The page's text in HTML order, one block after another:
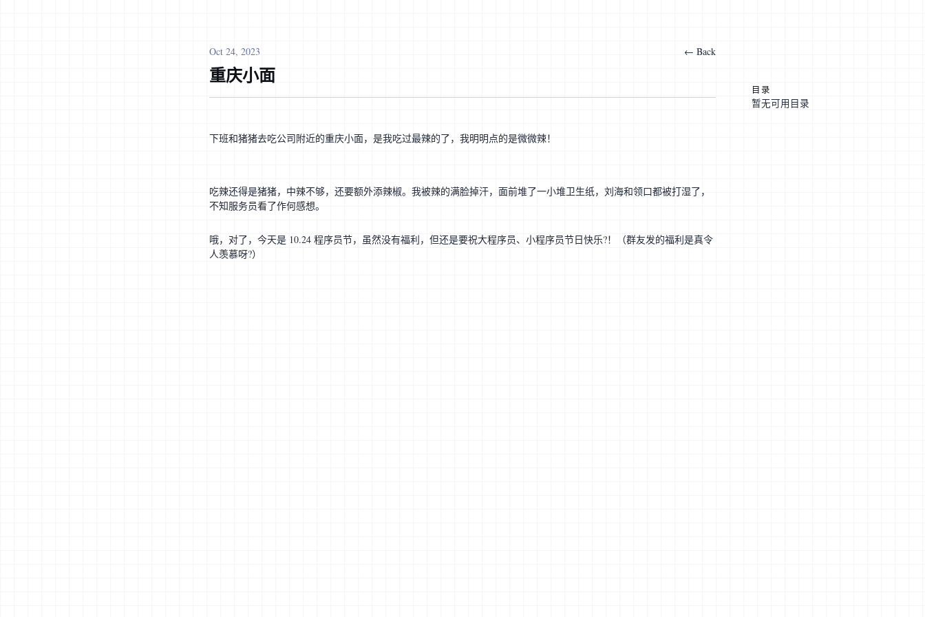
目录
暂无可用目录
Oct 24, 2023 ← Back
重庆小面
下班和猪猪去吃公司附近的重庆小面，是我吃过最辣的了，我明明点的是微微辣！
吃辣还得是猪猪，中辣不够，还要额外添辣椒。我被辣的满脸掉汗，面前堆了一小堆卫生纸，刘海和领口都被打湿了，
不知服务员看了作何感想。
哦，对了，今天是 10.24 程序员节，虽然没有福利，但还是要祝大程序员、小程序员节日快乐?！（群友发的福利是真令
人羡慕呀?）